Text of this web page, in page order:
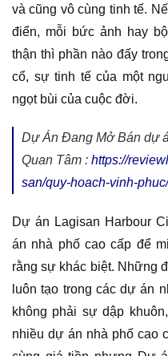
và cũng vô cùng tinh tế.
điển, mỗi bức ảnh hay
thận thì phần nào đấy
cổ, sự tinh tế của một
ngọt bùi của cuộc đời.
Dự Án Đang Mở Bán dự
Quan Tâm : https://
san/quy-hoach-vinh-phuc/
Dự án Lagisan Harbour
án nhà phố cao cấp để
rằng sự khác biệt. Những
luôn tạo trong các dự án
không phải sự dập
nhiều dự án nhà phố cao